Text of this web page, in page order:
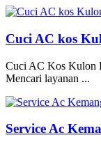
Cuci AC kos
Cuci AC Kos Kulon
Mencari layanan ...
Service Ac